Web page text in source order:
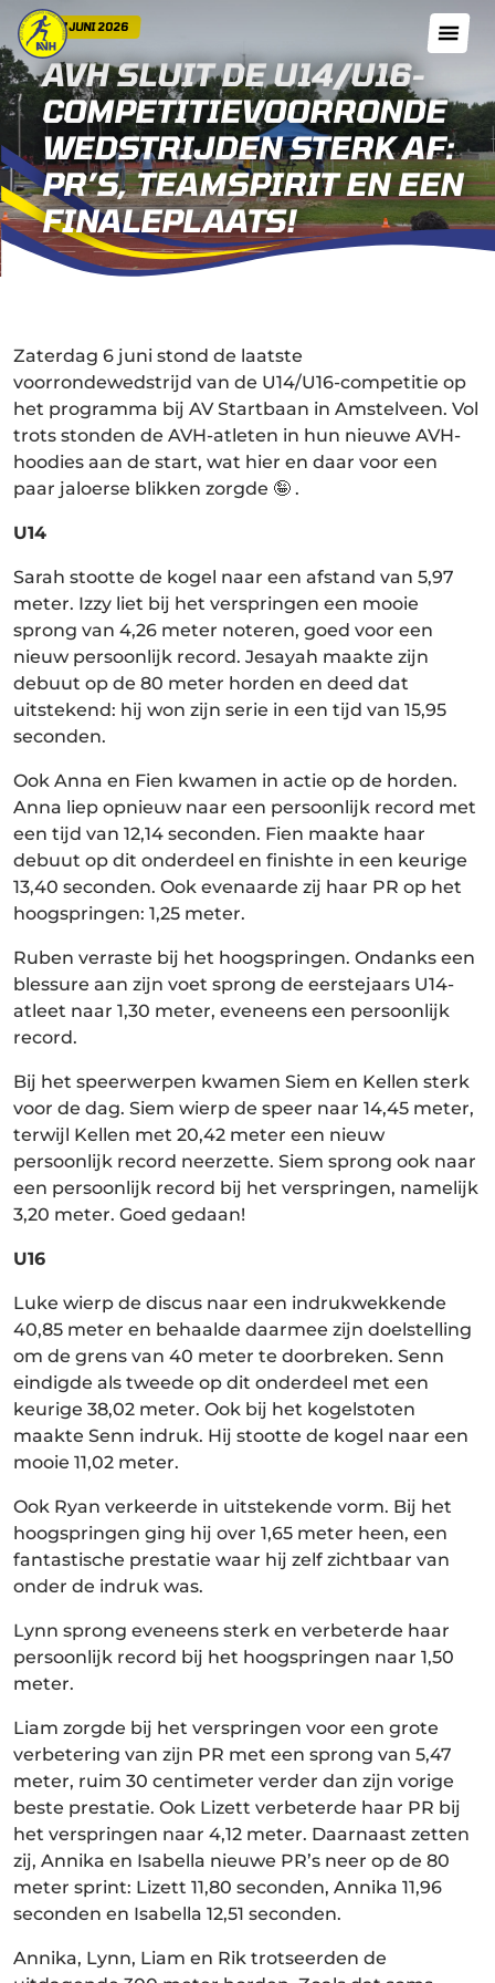
07 JUNI 2026
AVH SLUIT DE U14/U16-
COMPETITIEVOORRONDE
WEDSTRIJDEN STERK AF:
PR’S, TEAMSPIRIT EN EEN
FINALEPLAATS!
Zaterdag 6 juni stond de laatste
voorrondewedstrijd van de U14/U16-competitie op
het programma bij AV Startbaan in Amstelveen. Vol
trots stonden de AVH-atleten in hun nieuwe AVH-
hoodies aan de start, wat hier en daar voor een
paar jaloerse blikken zorgde 🤪 .
U14
Sarah stootte de kogel naar een afstand van 5,97
meter. Izzy liet bij het verspringen een mooie
sprong van 4,26 meter noteren, goed voor een
nieuw persoonlijk record. Jesayah maakte zijn
debuut op de 80 meter horden en deed dat
uitstekend: hij won zijn serie in een tijd van 15,95
seconden.
Ook Anna en Fien kwamen in actie op de horden.
Anna liep opnieuw naar een persoonlijk record met
een tijd van 12,14 seconden. Fien maakte haar
debuut op dit onderdeel en finishte in een keurige
13,40 seconden. Ook evenaarde zij haar PR op het
hoogspringen: 1,25 meter.
Ruben verraste bij het hoogspringen. Ondanks een
blessure aan zijn voet sprong de eerstejaars U14-
atleet naar 1,30 meter, eveneens een persoonlijk
record.
Bij het speerwerpen kwamen Siem en Kellen sterk
voor de dag. Siem wierp de speer naar 14,45 meter,
terwijl Kellen met 20,42 meter een nieuw
persoonlijk record neerzette. Siem sprong ook naar
een persoonlijk record bij het verspringen, namelijk
3,20 meter. Goed gedaan!
U16
Luke wierp de discus naar een indrukwekkende
40,85 meter en behaalde daarmee zijn doelstelling
om de grens van 40 meter te doorbreken. Senn
eindigde als tweede op dit onderdeel met een
keurige 38,02 meter. Ook bij het kogelstoten
maakte Senn indruk. Hij stootte de kogel naar een
mooie 11,02 meter.
Ook Ryan verkeerde in uitstekende vorm. Bij het
hoogspringen ging hij over 1,65 meter heen, een
fantastische prestatie waar hij zelf zichtbaar van
onder de indruk was.
Lynn sprong eveneens sterk en verbeterde haar
persoonlijk record bij het hoogspringen naar 1,50
meter.
Liam zorgde bij het verspringen voor een grote
verbetering van zijn PR met een sprong van 5,47
meter, ruim 30 centimeter verder dan zijn vorige
beste prestatie. Ook Lizett verbeterde haar PR bij
het verspringen naar 4,12 meter. Daarnaast zetten
zij, Annika en Isabella nieuwe PR’s neer op de 80
meter sprint: Lizett 11,80 seconden, Annika 11,96
seconden en Isabella 12,51 seconden.
Annika, Lynn, Liam en Rik trotseerden de